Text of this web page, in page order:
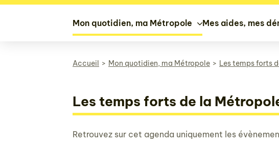
Mon quotidien, ma Métropole Mes aides, mes
Accueil Mon quotidien, ma Métropole Les temps forts
Les temps forts de la
Retrouvez sur cet agenda uniquement les